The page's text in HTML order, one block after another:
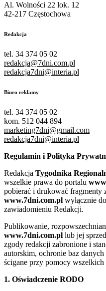
Al. Wolności 22 lok. 12
42-217 Częstochowa
Redakcja
tel. 34 374 05 02
redakcja@7dni.com.pl
redakcja7dni@interia.pl
Biuro reklamy
tel. 34 374 05 02
kom. 512 044 894
marketing7dni@gmail.com
redakcja7dni@interia.pl
Regulamin i Polityka
Redakcja Tygodnika
wszelkie prawa do portalu
pobierać i drukować fragmenty
www.7dni.com.pl wyłącznie
zawiadomieniu Redakcji.
Publikowanie,
www.7dni.com.pl lub jej
zgody redakcji zabronione i
autorskim, ochronie baz
ścigane przy pomocy
1. Oświadczenie RODO